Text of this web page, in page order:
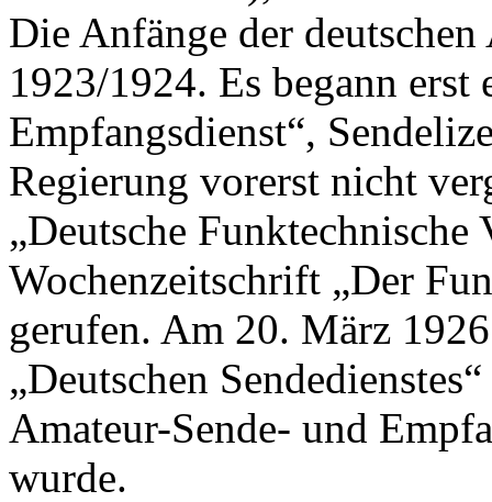
Die Anfänge der
1923/1924. Es begann
Empfangsdienst“,
Regierung vorerst nicht
„Deutsche
Wochenzeitschrift „Der
gerufen. Am 20. März
„Deutschen
Amateur-Sende- und
wurde.